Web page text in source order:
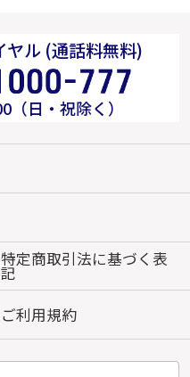
ヤル (通話料無料)
日・祝除く）
特定商取引法に基づく表
記
ご利用規約